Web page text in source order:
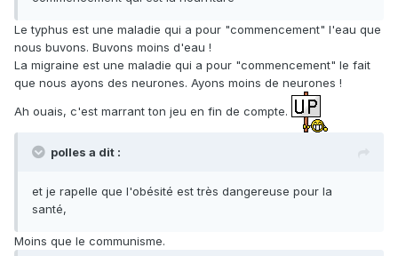
Le typhus est une maladie qui a pour "commencement" l'eau que
nous buvons. Buvons moins d'eau !
La migraine est une maladie qui a pour "commencement" le fait
que nous ayons des neurones. Ayons moins de neurones !
Ah ouais, c'est marrant ton jeu en fin de compte.
polles a dit :
et je rapelle que l'obésité est très dangereuse pour la
santé,
Moins que le communisme.